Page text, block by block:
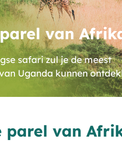
van
safari zul je de meest
Uganda kunnen
parel van